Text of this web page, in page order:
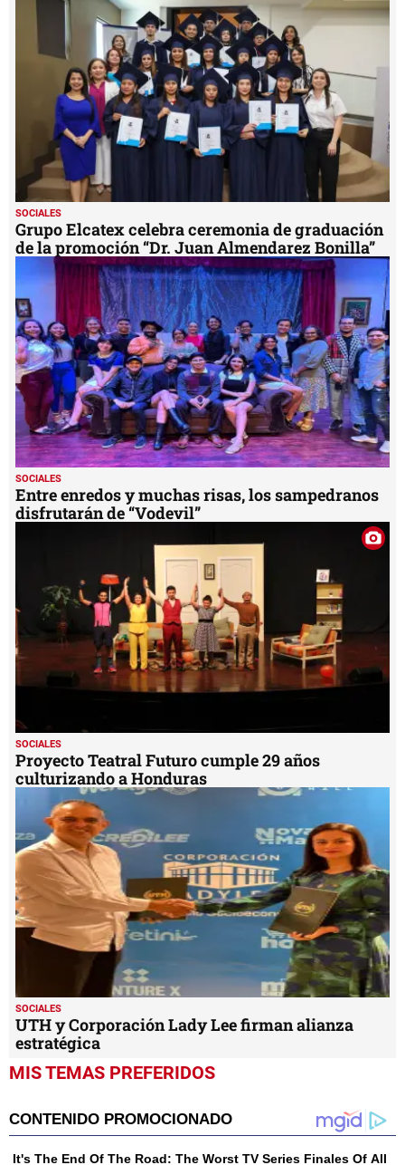
minute,
SOCIALES
Grupo Elcatex celebra ceremonia de graduación
de la promoción “Dr. Juan Almendarez Bonilla”
SOCIALES
Entre enredos y muchas risas, los sampedranos
disfrutarán de “Vodevil”
SOCIALES
Proyecto Teatral Futuro cumple 29 años
culturizando a Honduras
SOCIALES
UTH y Corporación Lady Lee firman alianza
estratégica
MIS TEMAS PREFERIDOS